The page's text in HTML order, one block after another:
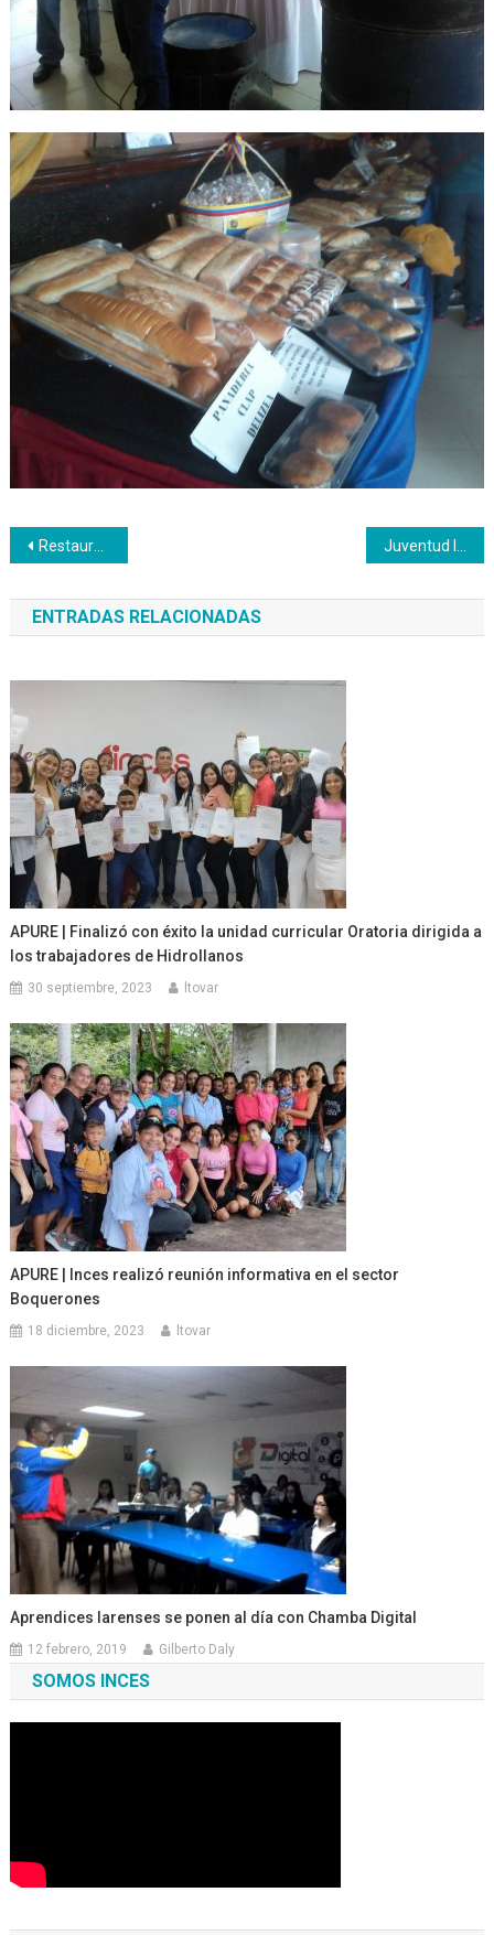
Navegación
de
entradas
Restaurante Wadäka abre sus puertas para ofrecer servicios gastronómicos al público
ENTRADAS RELACIONADAS
APURE | Finalizó con éxito la unidad curricular Oratoria dirigida a
los trabajadores de Hidrollanos
30 septiembre, 2023 ltovar
APURE | Inces realizó reunión informativa en el sector
Boquerones
18 diciembre, 2023 ltovar
Aprendices larenses se ponen al día con Chamba Digital
12 febrero, 2019 Gilberto Daly
SOMOS INCES